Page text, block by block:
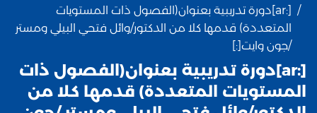
[:ar]دورة تدريبية بعنوان(الفصول ذات المستويات
المتعددة) قدمها كلا من الدكتور/وائل فتحي البيلي ومستر
/جون وايت[:]
[:ar]دورة تدريبية بعنوان(الفصول ذات
المستويات المتعددة) قدمها كلا من